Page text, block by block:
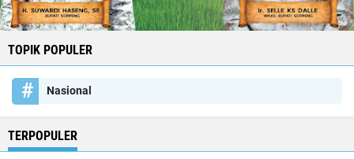
TOPIK POPULER
Nasional
TERPOPULER